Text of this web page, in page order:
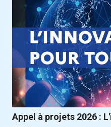
Appel à projets 2026 :